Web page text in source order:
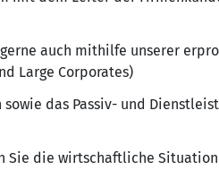
auch mithilfe unserer
Large Corporates)
das Passiv- und
die wirtschaftliche